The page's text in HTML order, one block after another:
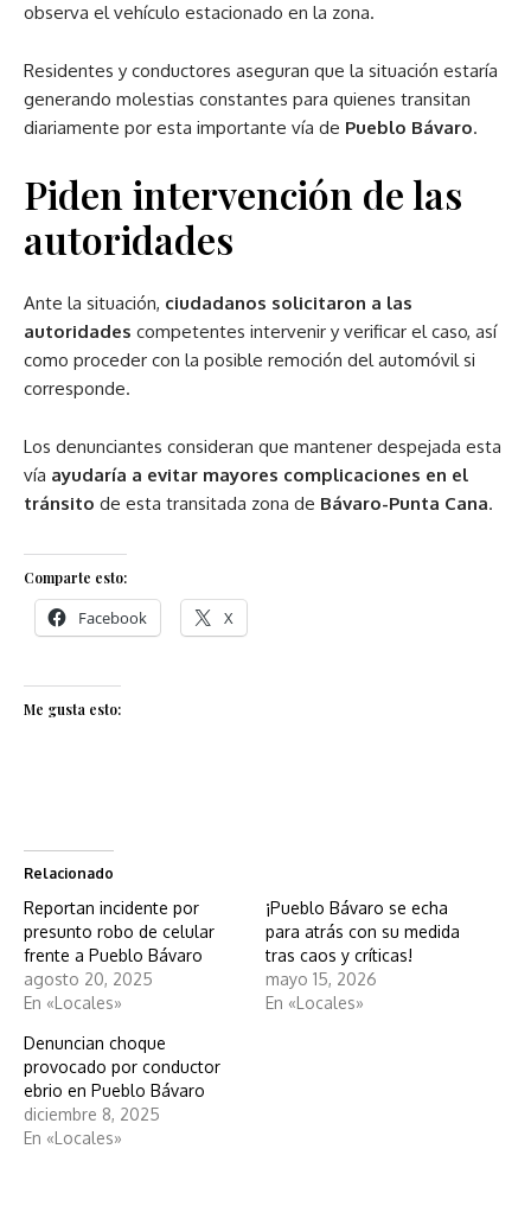
observa el vehículo estacionado en la zona.
Residentes y conductores aseguran que la situación estaría
generando molestias constantes para quienes transitan
diariamente por esta importante vía de Pueblo Bávaro.
Piden intervención de las
autoridades
Ante la situación, ciudadanos solicitaron a las
autoridades competentes intervenir y verificar el caso, así
como proceder con la posible remoción del automóvil si
corresponde.
Los denunciantes consideran que mantener despejada esta
vía ayudaría a evitar mayores complicaciones en el
tránsito de esta transitada zona de Bávaro-Punta Cana.
Comparte esto:
Facebook X
Me gusta esto:
Relacionado
Reportan incidente por
presunto robo de celular
frente a Pueblo Bávaro
agosto 20, 2025
En «Locales»
¡Pueblo Bávaro se echa
para atrás con su medida
tras caos y críticas!
mayo 15, 2026
En «Locales»
Denuncian choque
provocado por conductor
ebrio en Pueblo Bávaro
diciembre 8, 2025
En «Locales»